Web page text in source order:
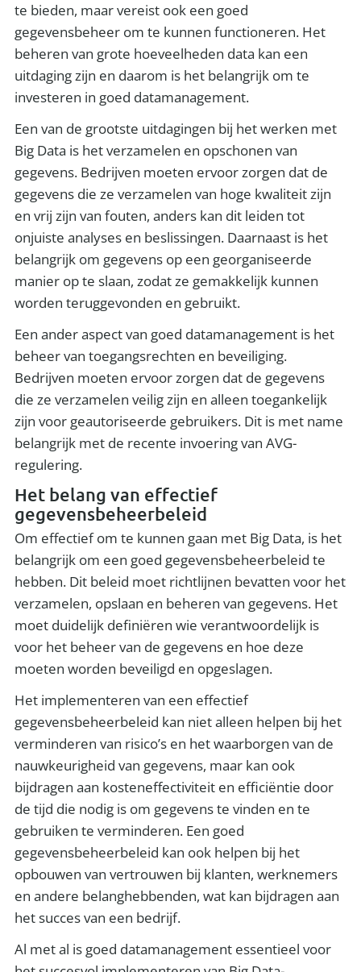
te bieden, maar vereist ook een goed
gegevensbeheer om te kunnen functioneren. Het
beheren van grote hoeveelheden data kan een
uitdaging zijn en daarom is het belangrijk om te
investeren in goed datamanagement.
Een van de grootste uitdagingen bij het werken met
Big Data is het verzamelen en opschonen van
gegevens. Bedrijven moeten ervoor zorgen dat de
gegevens die ze verzamelen van hoge kwaliteit zijn
en vrij zijn van fouten, anders kan dit leiden tot
onjuiste analyses en beslissingen. Daarnaast is het
belangrijk om gegevens op een georganiseerde
manier op te slaan, zodat ze gemakkelijk kunnen
worden teruggevonden en gebruikt.
Een ander aspect van goed datamanagement is het
beheer van toegangsrechten en beveiliging.
Bedrijven moeten ervoor zorgen dat de gegevens
die ze verzamelen veilig zijn en alleen toegankelijk
zijn voor geautoriseerde gebruikers. Dit is met name
belangrijk met de recente invoering van AVG-
regulering.
Het belang van effectief
gegevensbeheerbeleid
Om effectief om te kunnen gaan met Big Data, is het
belangrijk om een ​​goed gegevensbeheerbeleid te
hebben. Dit beleid moet richtlijnen bevatten voor het
verzamelen, opslaan en beheren van gegevens. Het
moet duidelijk definiëren wie verantwoordelijk is
voor het beheer van de gegevens en hoe deze
moeten worden beveiligd en opgeslagen.
Het implementeren van een effectief
gegevensbeheerbeleid kan niet alleen helpen bij het
verminderen van risico’s en het waarborgen van de
nauwkeurigheid van gegevens, maar kan ook
bijdragen aan kosteneffectiviteit en efficiëntie door
de tijd die nodig is om gegevens te vinden en te
gebruiken te verminderen. Een goed
gegevensbeheerbeleid kan ook helpen bij het
opbouwen van vertrouwen bij klanten, werknemers
en andere belanghebbenden, wat kan bijdragen aan
het succes van een bedrijf.
Al met al is goed datamanagement essentieel voor